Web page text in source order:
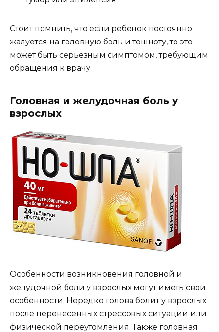
Стоит помнить, что если ребенок постоянно
жалуется на головную боль и тошноту, то это
может быть серьезным симптомом, требующим
обращения к врачу.
Головная и желудочная боль у
взрослых
Особенности возникновения головной и
желудочной боли у взрослых могут иметь свои
особенности. Нередко голова болит у взрослых
после перенесенных стрессовых ситуаций или
физической переутомления. Также головная